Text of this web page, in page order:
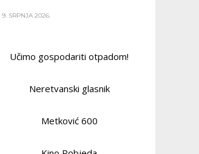
9. SRPNJA 2026.